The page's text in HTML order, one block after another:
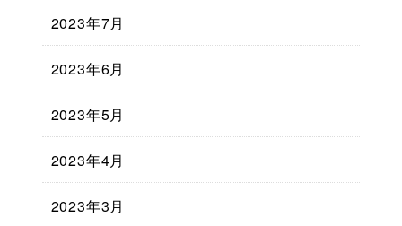
2023年7月
2023年6月
2023年5月
2023年4月
2023年3月